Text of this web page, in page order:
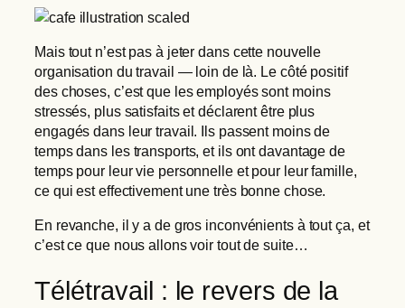
Mais tout n’est pas à jeter dans cette nouvelle
organisation du travail — loin de là. Le côté positif
des choses, c’est que les employés sont moins
stressés, plus satisfaits et déclarent être plus
engagés dans leur travail. Ils passent moins de
temps dans les transports, et ils ont davantage de
temps pour leur vie personnelle et pour leur famille,
ce qui est effectivement une très bonne chose.
En revanche, il y a de gros inconvénients à tout ça, et
c’est ce que nous allons voir tout de suite…
Télétravail : le revers de la